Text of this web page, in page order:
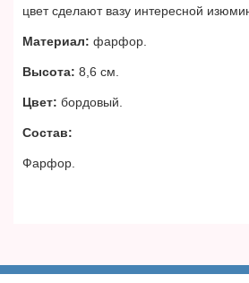
цвет сделают вазу интересной
Материал: фарфор.
Высота: 8,6 см.
Цвет: бордовый.
Состав:
Фарфор.